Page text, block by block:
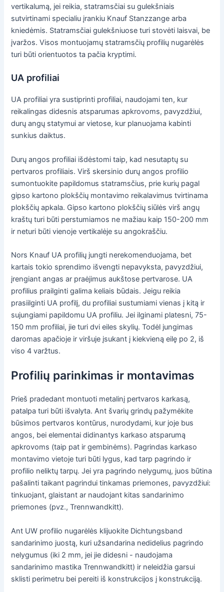
vertikalumą, jei reikia, statramsčiai su gulekšniais
sutvirtinami specialiu įrankiu Knauf Stanzzange arba
kniedėmis. Statramsčiai gulekšniuose turi stovėti laisvai, be
įvaržos. Visos montuojamų statramsčių profilių nugarėlės
turi būti orientuotos ta pačia kryptimi.
UA profiliai
UA profiliai yra sustiprinti profiliai, naudojami ten, kur
reikalingas didesnis atsparumas apkrovoms, pavyzdžiui,
durų angų statymui ar vietose, kur planuojama kabinti
sunkius daiktus.
Durų angos profiliai išdėstomi taip, kad nesutaptų su
pertvaros profiliais. Virš skersinio durų angos profilio
sumontuokite papildomus statramsčius, prie kurių pagal
gipso kartono plokščių montavimo reikalavimus tvirtinama
plokščių apkala. Gipso kartono plokščių siūlės virš angų
kraštų turi būti perstumiamos ne mažiau kaip 150-200 mm
ir neturi būti vienoje vertikalėje su angokraščiu.
Nors Knauf UA profilių jungti nerekomenduojama, bet
kartais tokio sprendimo išvengti nepavyksta, pavyzdžiui,
įrengiant angas ar praėjimus aukštose pertvarose. UA
profilius prailginti galima keliais būdais. Jeigu reikia
prasiilginti UA profilį, du profiliai sustumiami vienas į kitą ir
sujungiami papildomu UA profiliu. Jei ilginami platesni, 75-
150 mm profiliai, jie turi dvi eiles skylių. Todėl jungimas
daromas apačioje ir viršuje įsukant į kiekvieną eilę po 2, iš
viso 4 varžtus.
Profilių parinkimas ir montavimas
Prieš pradedant montuoti metalinį pertvaros karkasą,
patalpa turi būti išvalyta. Ant švarių grindų pažymėkite
būsimos pertvaros kontūrus, nurodydami, kur joje bus
angos, bei elementai didinantys karkaso atsparumą
apkrovoms (taip pat ir gembinėms). Pagrindas karkaso
montavimo vietoje turi būti lygus, kad tarp pagrindo ir
profilio neliktų tarpų. Jei yra pagrindo nelygumų, juos būtina
pašalinti taikant pagrindui tinkamas priemones, pavyzdžiui:
tinkuojant, glaistant ar naudojant kitas sandarinimo
priemones (pvz., Trennwandkitt).
Ant UW profilio nugarėlės klijuokite Dichtungsband
sandarinimo juostą, kuri užsandarina nedidelius pagrindo
nelygumus (iki 2 mm, jei jie didesni - naudojama
sandarinimo mastika Trennwandkitt) ir neleidžia garsui
sklisti perimetru bei pereiti iš konstrukcijos į konstrukciją.